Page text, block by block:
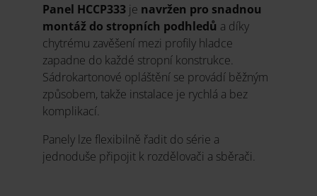
Panel HCCP333 je navržen pro snadnou
montáž do stropních podhledů a díky
chytrému zavěšení mezi profily hladce
zapadne do každé stropní konstrukce.
Sádrokartonové opláštění se provádí běžným
způsobem, takže instalace je rychlá a bez
komplikací.
Panely lze flexibilně řadit do série a
jednoduše připojit k rozdělovači a sběrači.